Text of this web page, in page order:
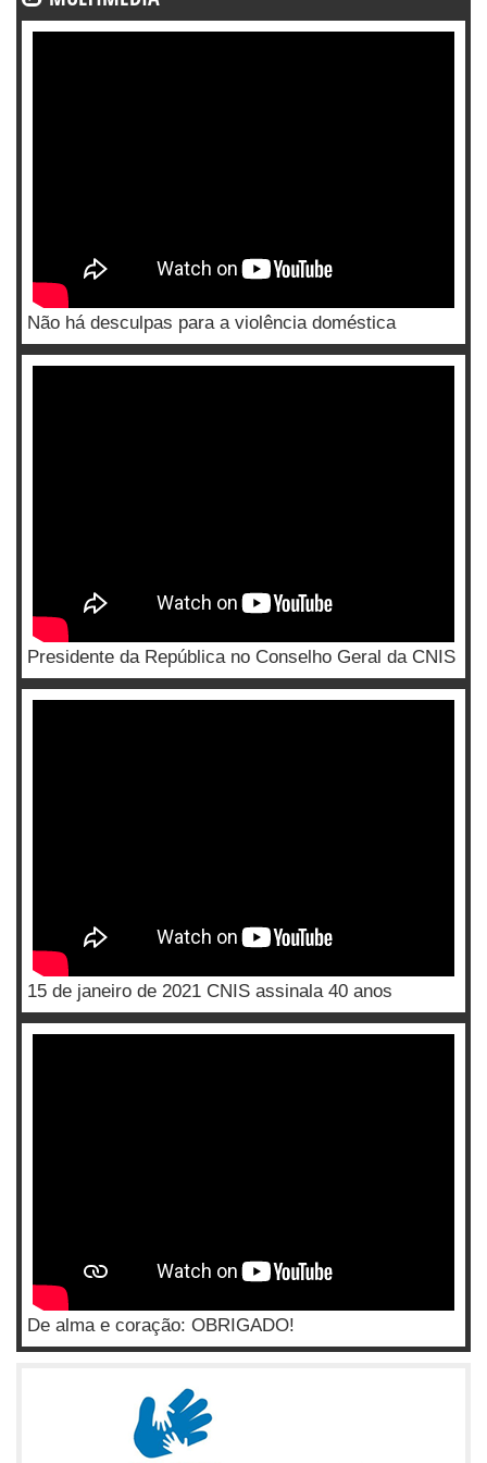
Não há desculpas para a violência doméstica
Presidente da República no Conselho Geral da CNIS
15 de janeiro de 2021 CNIS assinala 40 anos
De alma e coração: OBRIGADO!